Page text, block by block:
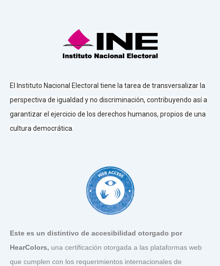
El Instituto Nacional Electoral tiene la tarea de transversalizar la
perspectiva de igualdad y no discriminación, contribuyendo así a
garantizar el ejercicio de los derechos humanos, propios de una
cultura democrática.
Este es un distintivo de accesibilidad otorgado por
HearColors, una certificación otorgada a las plataformas web
que cumplen con los requerimientos internacionales de